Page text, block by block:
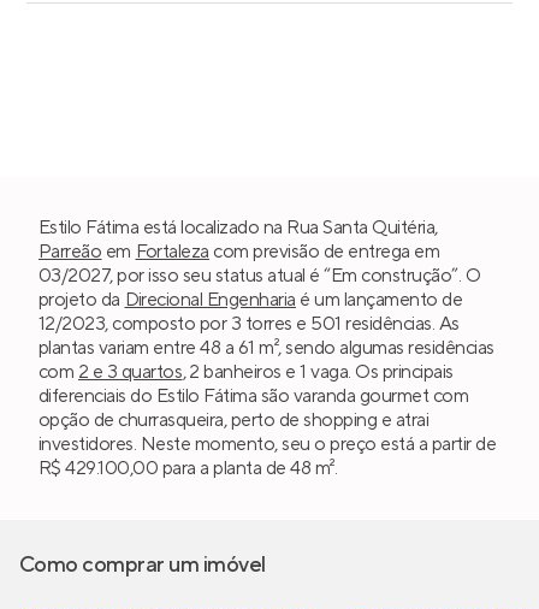
Estilo Fátima está localizado na Rua Santa Quitéria,
Parreão em Fortaleza com previsão de entrega em
03/2027, por isso seu status atual é “Em construção”. O
projeto da Direcional Engenharia é um lançamento de
12/2023, composto por 3 torres e 501 residências. As
plantas variam entre 48 a 61 m², sendo algumas residências
com 2 e 3 quartos, 2 banheiros e 1 vaga. Os principais
diferenciais do Estilo Fátima são varanda gourmet com
opção de churrasqueira, perto de shopping e atrai
investidores. Neste momento, seu o preço está a partir de
R$ 429.100,00 para a planta de 48 m².
Como comprar um imóvel